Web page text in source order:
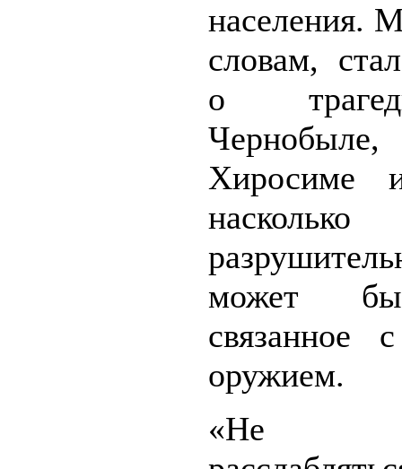
населения.
словам,
о
Хиросиме
насколько
может
связанное
оружием.
«Не